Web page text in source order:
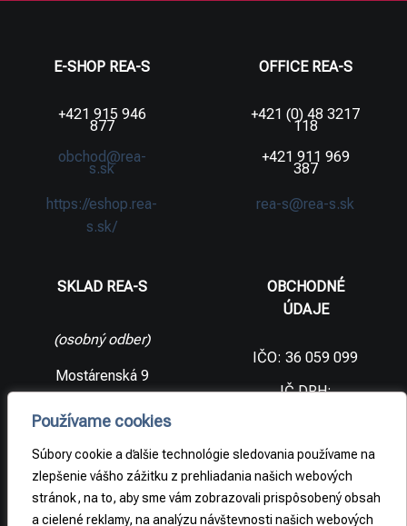
Používame cookies
Súbory cookie a ďalšie technológie sledovania používame na
zlepšenie vášho zážitku z prehliadania našich webových
stránok, na to, aby sme vám zobrazovali prispôsobený obsah
a cielené reklamy, na analýzu návštevnosti našich webových
E-SHOP REA-S
+421 915 946
877
obchod@rea-
s.sk
https://eshop.rea-
s.sk/
OFFICE REA-S
+421 (0) 48 3217
118
+421 911 969
387
rea-s@rea-s.sk
SKLAD REA-S
(osobný odber)
Mostárenská 9
republika
OBCHODNÉ
ÚDAJE
IČO: 36 059 099
IČ DPH:
2021733065
PRÁVNE